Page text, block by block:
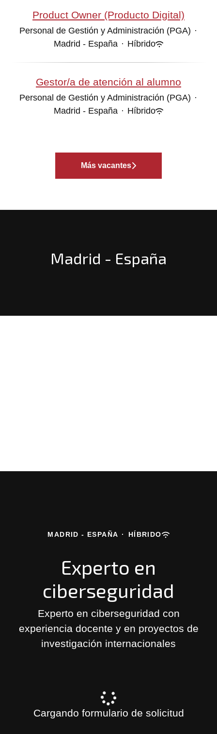
Product Owner (Producto Digital)
Personal de Gestión y Administración (PGA) ·
Madrid - España · Híbrido
Gestor/a de atención al alumno
Personal de Gestión y Administración (PGA) ·
Madrid - España · Híbrido
Más vacantes
Madrid - España
MADRID - ESPAÑA · HÍBRIDO
Experto en
ciberseguridad
Experto en ciberseguridad con
experiencia docente y en proyectos de
investigación internacionales
Cargando formulario de solicitud